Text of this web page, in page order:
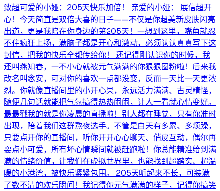
致超可爱的小娅：205天快乐加倍！ 亲爱的小娅： 展信超开
心！今天简直是双倍大喜的日子——不仅是你超美新皮肤闪亮
出道，更是我陪在你身边的第205天！一想到这里，嘴角就忍
不住疯狂上扬，满脑子都是开心和激动，必须认认真真写下这
封信，把我的快乐全都传给你！ 还记得刚认识你的时候，我
还叫燕知春，一不小心就被元气满满的你狠狠圈粉啦！后来我
改名叫念安，可对你的喜欢一点都没变，反而一天比一天更浓
烈。你就像直播间里的小开心果，永远活力满满、古灵精怪，
随便几句话就能把气氛搞得热热闹闹，让人一看就心情变好。
最最戳我的就是你凌晨的直播啦！别人都在睡觉，只有你准时
出现，陪着我们这群熬夜选手。不管是白天有多累、多烦躁，
只要点开你的直播间，听你开开心心聊天、俏皮互动，偶尔再
耍点小可爱，所有坏心情瞬间就被赶跑啦！你总能精准给到满
满的情绪价值，让我们在虚拟世界里，也能找到超踏实、超温
暖的小港湾，被快乐紧紧包围。 205天听起来不长，可装满
了数不清的欢乐瞬间！我记得你元气满满的样子，记得你搞笑